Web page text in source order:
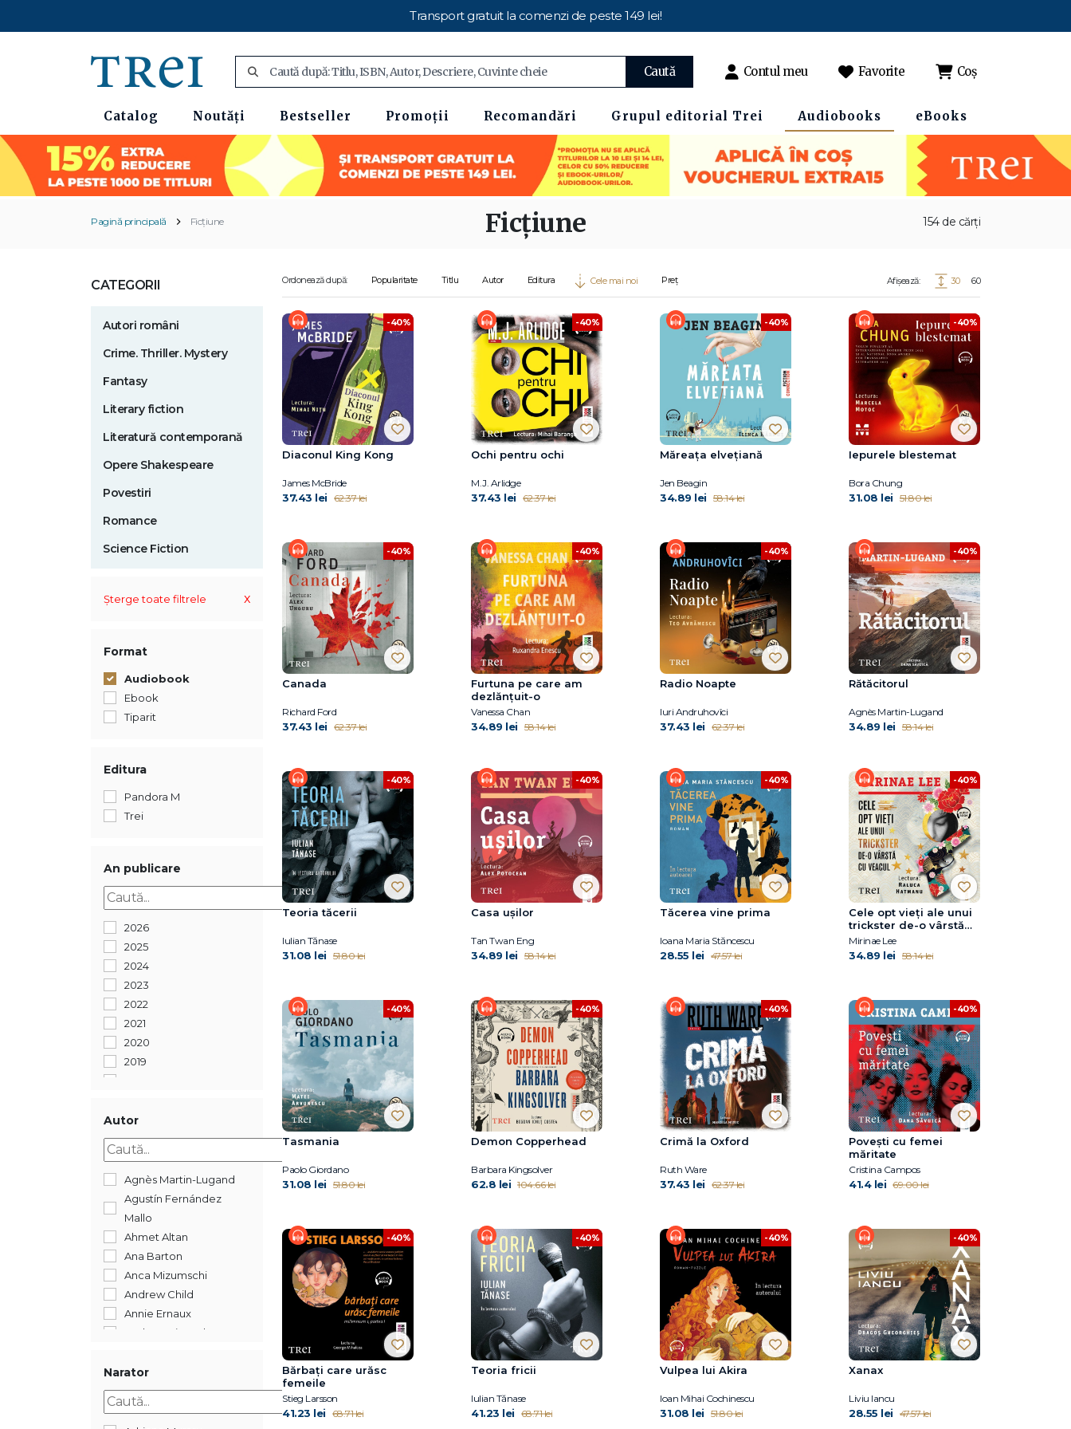
Transport gratuit la comenzi de peste 149 lei!
Caută Contul meu Favorite Coș
Catalog Noutăți Bestseller Promoții Recomandări Grupul editorial Trei Audiobooks eBooks
Pagină principală Ficțiune 154 de cărți
Ficțiune
CATEGORII
Autori români
Crime. Thriller. Mystery
Fantasy
Literary fiction
Literatură contemporană
Opere Shakespeare
Povestiri
Romance
Science Fiction
Șterge toate filtrele x
Format
Audiobook
Ebook
Tiparit
Editura
Pandora M
Trei
An publicare
2026
2025
2024
2023
2022
2021
2020
2019
2016
2015
2013
2008
488
352
144
Autor
Agnès Martin-Lugand
Agustín Fernández
Mallo
Ahmet Altan
Ana Barton
Anca Mizumschi
Andrew Child
Annie Ernaux
Barbara Kingsolver
Bernard Minier
Bogdan Coșa
Bogdan-Alexandru
Narator
Ordonează după: Popularitate Titlu Autor Editura Cele mai noi Preț Afișează: 30 60
-40%
Diaconul King Kong
James McBride
37.43 lei 62.37 lei
-40%
Ochi pentru ochi
M.J. Arlidge
37.43 lei 62.37 lei
-40%
Măreața elvețiană
Jen Beagin
34.89 lei 58.14 lei
-40%
Iepurele blestemat
Bora Chung
31.08 lei 51.80 lei
-40%
Canada
Richard Ford
37.43 lei 62.37 lei
-40%
Furtuna pe care am
dezlănțuit-o
Vanessa Chan
34.89 lei 58.14 lei
-40%
Radio Noapte
Iuri Andruhovîci
37.43 lei 62.37 lei
-40%
Rătăcitorul
Agnès Martin-Lugand
34.89 lei 58.14 lei
-40%
Teoria tăcerii
Iulian Tănase
31.08 lei 51.80 lei
-40%
Casa ușilor
Tan Twan Eng
34.89 lei 58.14 lei
-40%
Tăcerea vine prima
Ioana Maria Stăncescu
28.55 lei 47.57 lei
-40%
Cele opt vieți ale unui
trickster de-o vârstă
cu veacul
Mirinae Lee
34.89 lei 58.14 lei
-40%
Tasmania
Paolo Giordano
31.08 lei 51.80 lei
-40%
Demon Copperhead
Barbara Kingsolver
62.8 lei 104.66 lei
-40%
Crimă la Oxford
Ruth Ware
37.43 lei 62.37 lei
-40%
Povești cu femei
măritate
Cristina Campos
41.4 lei 69.00 lei
-40%
Bărbați care urăsc
femeile
Stieg Larsson
41.23 lei 68.71 lei
-40%
Teoria fricii
Iulian Tănase
41.23 lei 68.71 lei
-40%
Vulpea lui Akira
Ioan Mihai Cochinescu
31.08 lei 51.80 lei
-40%
Xanax
Liviu Iancu
28.55 lei 47.57 lei